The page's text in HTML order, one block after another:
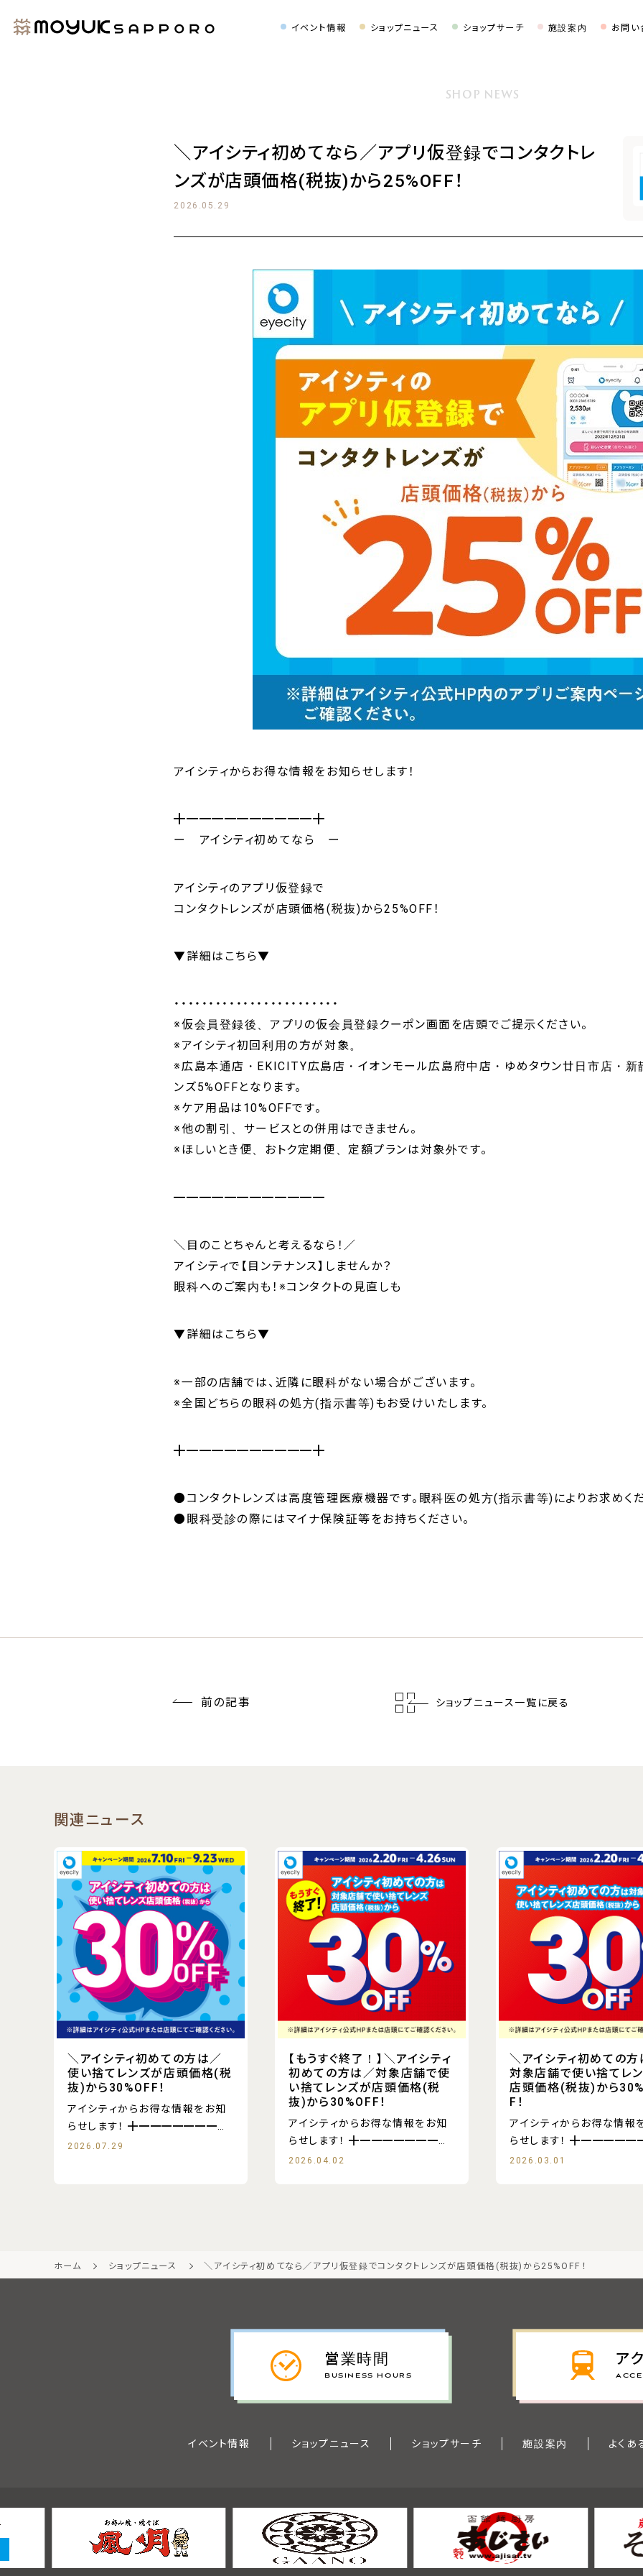
イベント情報 ショップニュース ショップサーチ 施設案内 お問い
SHOP NEWS
＼アイシティ初めてなら／アプリ仮登録でコンタクトレ
ンズが店頭価格(税抜)から25%OFF！
2026.05.29
アイシティからお得な情報をお知らせします！
╋━━━━━━━━━━╋
ー アイシティ初めてなら ー
アイシティのアプリ仮登録で
コンタクトレンズが店頭価格(税抜)から25%OFF！
▼詳細はこちら▼
・・・・・・・・・・・・・・・・・・・・・・・・
※仮会員登録後、アプリの仮会員登録クーポン画面を店頭でご提示ください。
※アイシティ初回利用の方が対象。
※広島本通店・EKICITY広島店・イオンモール広島府中店・ゆめタウン廿日市店・新
ンズ5%OFFとなります。
※ケア用品は10%OFFです。
※他の割引、サービスとの併用はできません。​
※ほしいとき便、おトク定期便、定額プランは対象外です。
━━━━━━━━━━━━
＼目のことちゃんと考えるなら！／
アイシティで【目ンテナンス】しませんか？
眼科へのご案内も！※コンタクトの見直しも
▼詳細はこちら▼
※一部の店舗では、近隣に眼科がない場合がございます。
※全国どちらの眼科の処方(指示書等)もお受けいたします。
╋━━━━━━━━━━╋
●コンタクトレンズは高度管理医療機器です。眼科医の処方(指示書等)によりお求めく
●眼科受診の際にはマイナ保険証等をお持ちください。
前の記事 ショップニュース一覧に戻る
関連ニュース
＼アイシティ初めての方は／
使い捨てレンズが店頭価格(税
抜)から30%OFF！
アイシティからお得な情報をお知
らせします！ ╋━━━━━━━━
━
2026.07.29
【もうすぐ終了！】＼アイシティ
初めての方は／対象店舗で使
い捨てレンズが店頭価格(税
抜)から30%OFF！
アイシティからお得な情報をお知
らせします！ ╋━━━━━━━━
━
2026.04.02
＼アイシティ初めての
対象店舗で使い捨てレ
店頭価格(税抜)から
F！
アイシティからお得な情報
らせします！ ╋━━━━━━━━
━
2026.03.01
ホーム ショップニュース ＼アイシティ初めてなら／アプリ仮登録でコンタクトレンズが店頭価格(税抜)から25%OFF！
営業時間
BUSINESS HOURS
ア
イベント情報 ショップニュース ショップサーチ 施設案内 よくあ